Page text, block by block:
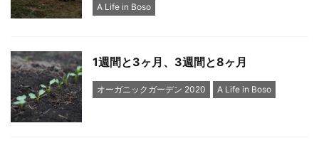
A Life in Boso
1週間と3ヶ月、3週間と8ヶ月
オーガニックガーデン 2020 A Life in Boso